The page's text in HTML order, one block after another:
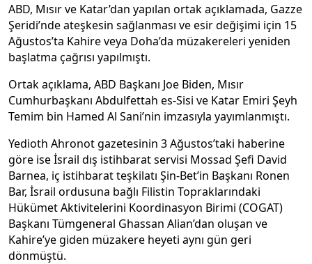
ABD, Mısır ve Katar’dan yapılan ortak açıklamada, Gazze
Şeridi’nde ateşkesin sağlanması ve esir değişimi için 15
Ağustos’ta Kahire veya Doha’da müzakereleri yeniden
başlatma çağrısı yapılmıştı.
Ortak açıklama, ABD Başkanı Joe Biden, Mısır
Cumhurbaşkanı Abdulfettah es-Sisi ve Katar Emiri Şeyh
Temim bin Hamed Al Sani’nin imzasıyla yayımlanmıştı.
Yedioth Ahronot gazetesinin 3 Ağustos’taki haberine
göre ise İsrail dış istihbarat servisi Mossad Şefi David
Barnea, iç istihbarat teşkilatı Şin-Bet’in Başkanı Ronen
Bar, İsrail ordusuna bağlı Filistin Topraklarındaki
Hükümet Aktivitelerini Koordinasyon Birimi (COGAT)
Başkanı Tümgeneral Ghassan Alian’dan oluşan ve
Kahire’ye giden müzakere heyeti aynı gün geri
dönmüştü.